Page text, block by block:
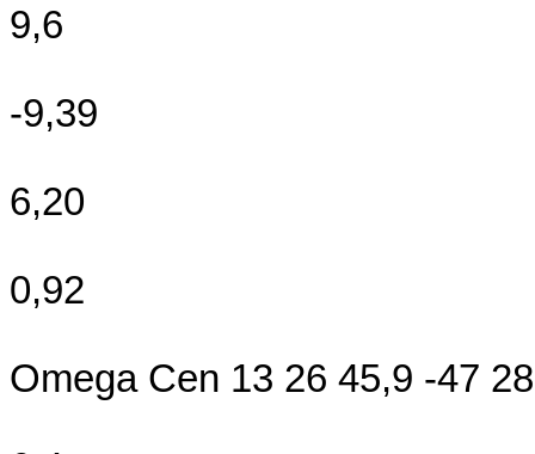
9,6
-9,39
6,20
0,92
Omega Cen 13 26 45,9 -47